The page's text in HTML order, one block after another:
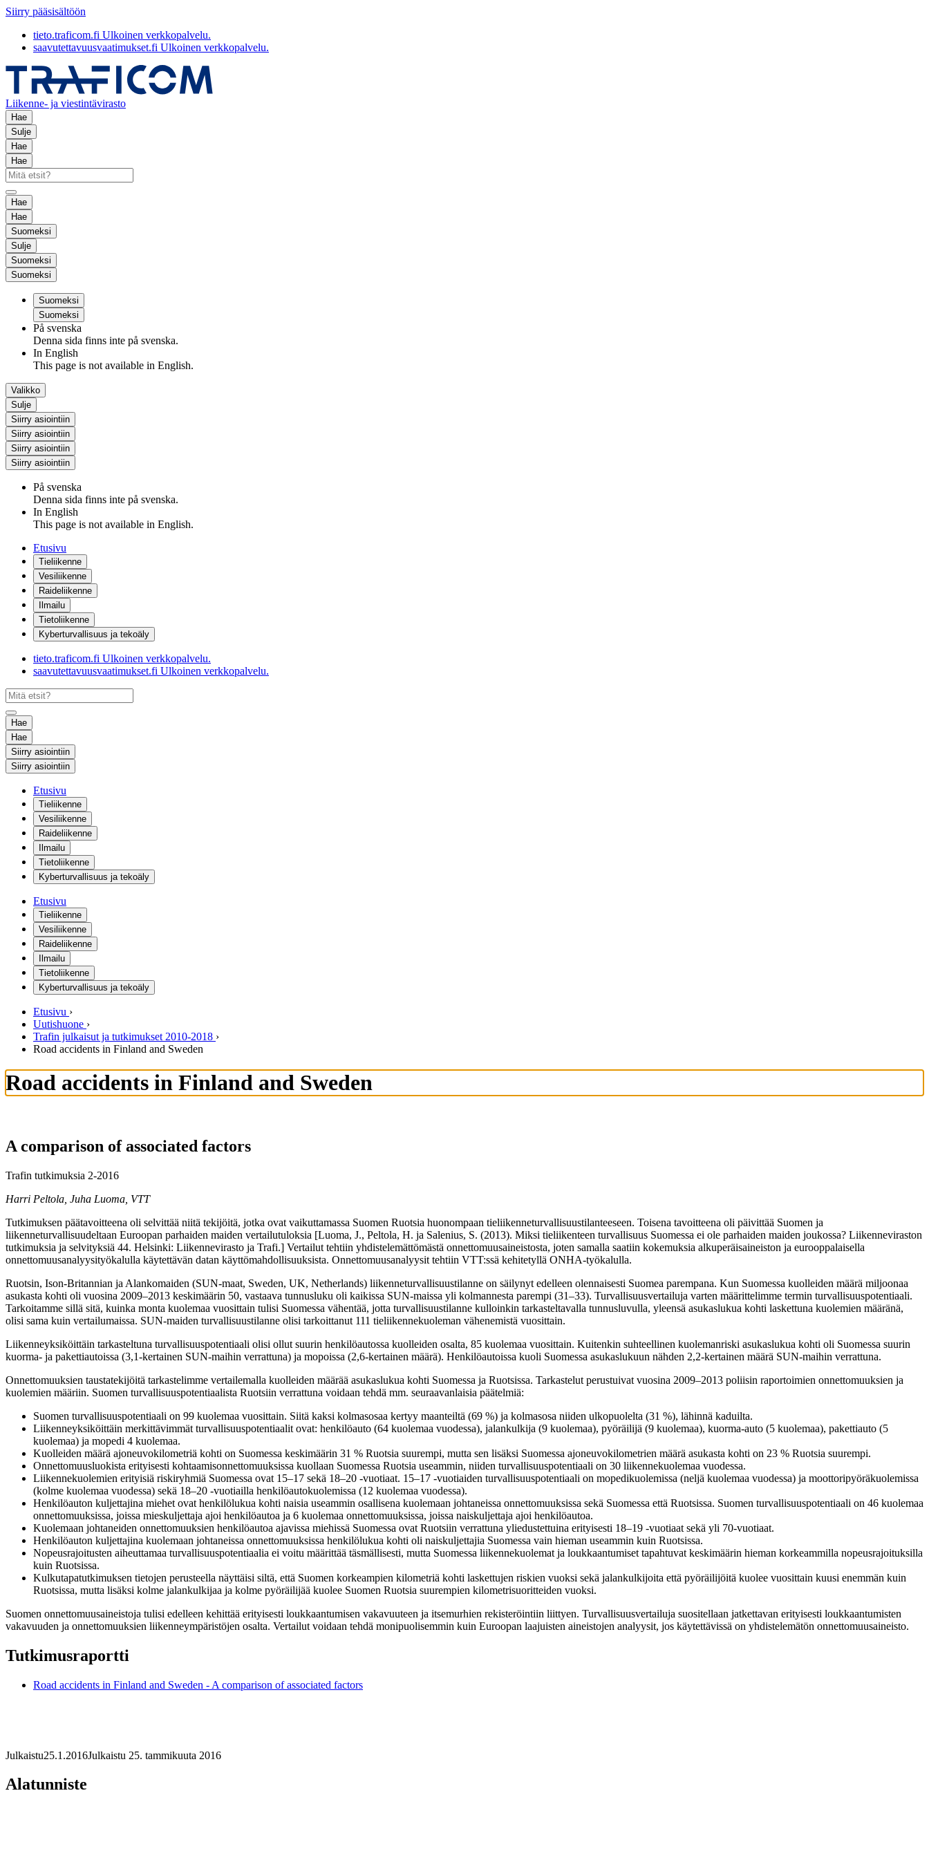
Siirry pääsisältöön
tieto.traficom.fi Ulkoinen verkkopalvelu.
saavutettavuusvaatimukset.fi Ulkoinen verkkopalvelu.
Liikenne- ja viestintävirasto
Hae
Sulje
Hae
Hae
Hae
Hae
Suomeksi
Sulje
Suomeksi
Suomeksi
Suomeksi
Suomeksi
På svenska
Denna sida finns inte på svenska.
In English
This page is not available in English.
Valikko
Sulje
Siirry asiointiin
Siirry asiointiin
Siirry asiointiin
Siirry asiointiin
På svenska
Denna sida finns inte på svenska.
In English
This page is not available in English.
Etusivu
Tieliikenne
Vesiliikenne
Raideliikenne
Ilmailu
Tietoliikenne
Kyberturvallisuus ja tekoäly
tieto.traficom.fi Ulkoinen verkkopalvelu.
saavutettavuusvaatimukset.fi Ulkoinen verkkopalvelu.
Hae
Hae
Siirry asiointiin
Siirry asiointiin
Etusivu
Tieliikenne
Vesiliikenne
Raideliikenne
Ilmailu
Tietoliikenne
Kyberturvallisuus ja tekoäly
Etusivu
Tieliikenne
Vesiliikenne
Raideliikenne
Ilmailu
Tietoliikenne
Kyberturvallisuus ja tekoäly
Etusivu ›
Uutishuone ›
Trafin julkaisut ja tutkimukset 2010-2018 ›
Road accidents in Finland and Sweden
Road accidents in Finland and Sweden
A comparison of associated factors
Trafin tutkimuksia 2-2016
Harri Peltola, Juha Luoma, VTT
Tutkimuksen päätavoitteena oli selvittää niitä tekijöitä, jotka ovat vaikuttamassa Suomen Ruotsia huonompaan tieliikenneturvallisuustilanteeseen. Toisena tavoitteena oli päivittää Suomen ja
liikenneturvallisuudeltaan Euroopan parhaiden maiden vertailutuloksia [Luoma, J., Peltola, H. ja Salenius, S. (2013). Miksi tieliikenteen turvallisuus Suomessa ei ole parhaiden maiden joukossa? Liikenneviraston
tutkimuksia ja selvityksiä 44. Helsinki: Liikennevirasto ja Trafi.] Vertailut tehtiin yhdistelemättömästä onnettomuusaineistosta, joten samalla saatiin kokemuksia alkuperäisaineiston ja eurooppalaisella
onnettomuusanalyysityökalulla käytettävän datan käyttömahdollisuuksista. Onnettomuusanalyysit tehtiin VTT:ssä kehitetyllä ONHA-työkalulla.
Ruotsin, Ison-Britannian ja Alankomaiden (SUN-maat, Sweden, UK, Netherlands) liikenneturvallisuustilanne on säilynyt edelleen olennaisesti Suomea parempana. Kun Suomessa kuolleiden määrä miljoonaa
asukasta kohti oli vuosina 2009–2013 keskimäärin 50, vastaava tunnusluku oli kaikissa SUN-maissa yli kolmannesta parempi (31–33). Turvallisuusvertailuja varten määrittelimme termin turvallisuuspotentiaali.
Tarkoitamme sillä sitä, kuinka monta kuolemaa vuosittain tulisi Suomessa vähentää, jotta turvallisuustilanne kulloinkin tarkasteltavalla tunnusluvulla, yleensä asukaslukua kohti laskettuna kuolemien määränä,
olisi sama kuin vertailumaissa. SUN-maiden turvallisuustilanne olisi tarkoittanut 111 tieliikennekuoleman vähenemistä vuosittain.
Liikenneyksiköittäin tarkasteltuna turvallisuuspotentiaali olisi ollut suurin henkilöautossa kuolleiden osalta, 85 kuolemaa vuosittain. Kuitenkin suhteellinen kuolemanriski asukaslukua kohti oli Suomessa suurin
kuorma- ja pakettiautoissa (3,1-kertainen SUN-maihin verrattuna) ja mopoissa (2,6-kertainen määrä). Henkilöautoissa kuoli Suomessa asukaslukuun nähden 2,2-kertainen määrä SUN-maihin verrattuna.
Onnettomuuksien taustatekijöitä tarkastelimme vertailemalla kuolleiden määrää asukaslukua kohti Suomessa ja Ruotsissa. Tarkastelut perustuivat vuosina 2009–2013 poliisin raportoimien onnettomuuksien ja
kuolemien määriin. Suomen turvallisuuspotentiaalista Ruotsiin verrattuna voidaan tehdä mm. seuraavanlaisia päätelmiä:
Suomen turvallisuuspotentiaali on 99 kuolemaa vuosittain. Siitä kaksi kolmasosaa kertyy maanteiltä (69 %) ja kolmasosa niiden ulkopuolelta (31 %), lähinnä kaduilta.
Liikenneyksiköittäin merkittävimmät turvallisuuspotentiaalit ovat: henkilöauto (64 kuolemaa vuodessa), jalankulkija (9 kuolemaa), pyöräilijä (9 kuolemaa), kuorma-auto (5 kuolemaa), pakettiauto (5
kuolemaa) ja mopedi 4 kuolemaa.
Kuolleiden määrä ajoneuvokilometriä kohti on Suomessa keskimäärin 31 % Ruotsia suurempi, mutta sen lisäksi Suomessa ajoneuvokilometrien määrä asukasta kohti on 23 % Ruotsia suurempi.
Onnettomuusluokista erityisesti kohtaamisonnettomuuksissa kuollaan Suomessa Ruotsia useammin, niiden turvallisuuspotentiaali on 30 liikennekuolemaa vuodessa.
Liikennekuolemien erityisiä riskiryhmiä Suomessa ovat 15–17 sekä 18–20 -vuotiaat. 15–17 -vuotiaiden turvallisuuspotentiaali on mopedikuolemissa (neljä kuolemaa vuodessa) ja moottoripyöräkuolemissa
(kolme kuolemaa vuodessa) sekä 18–20 -vuotiailla henkilöautokuolemissa (12 kuolemaa vuodessa).
Henkilöauton kuljettajina miehet ovat henkilölukua kohti naisia useammin osallisena kuolemaan johtaneissa onnettomuuksissa sekä Suomessa että Ruotsissa. Suomen turvallisuuspotentiaali on 46 kuolemaa
onnettomuuksissa, joissa mieskuljettaja ajoi henkilöautoa ja 6 kuolemaa onnettomuuksissa, joissa naiskuljettaja ajoi henkilöautoa.
Kuolemaan johtaneiden onnettomuuksien henkilöautoa ajavissa miehissä Suomessa ovat Ruotsiin verrattuna yliedustettuina erityisesti 18–19 -vuotiaat sekä yli 70-vuotiaat.
Henkilöauton kuljettajina kuolemaan johtaneissa onnettomuuksissa henkilölukua kohti oli naiskuljettajia Suomessa vain hieman useammin kuin Ruotsissa.
Nopeusrajoitusten aiheuttamaa turvallisuuspotentiaalia ei voitu määrittää täsmällisesti, mutta Suomessa liikennekuolemat ja loukkaantumiset tapahtuvat keskimäärin hieman korkeammilla nopeusrajoituksilla
kuin Ruotsissa.
Kulkutapatutkimuksen tietojen perusteella näyttäisi siltä, että Suomen korkeampien kilometriä kohti laskettujen riskien vuoksi sekä jalankulkijoita että pyöräilijöitä kuolee vuosittain kuusi enemmän kuin
Ruotsissa, mutta lisäksi kolme jalankulkijaa ja kolme pyöräilijää kuolee Suomen Ruotsia suurempien kilometrisuoritteiden vuoksi.
Suomen onnettomuusaineistoja tulisi edelleen kehittää erityisesti loukkaantumisen vakavuuteen ja itsemurhien rekisteröintiin liittyen. Turvallisuusvertailuja suositellaan jatkettavan erityisesti loukkaantumisten
vakavuuden ja onnettomuuksien liikenneympäristöjen osalta. Vertailut voidaan tehdä monipuolisemmin kuin Euroopan laajuisten aineistojen analyysit, jos käytettävissä on yhdistelemätön onnettomuusaineisto.
Tutkimusraportti
Road accidents in Finland and Sweden - A comparison of associated factors
Julkaistu25.1.2016Julkaistu 25. tammikuuta 2016
Alatunniste